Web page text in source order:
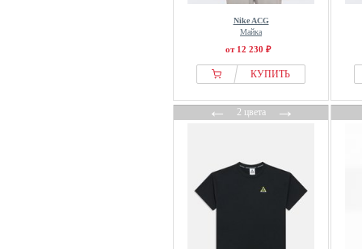
Nike ACG
Майка
от 12 230 ₽
КУПИТЬ
←2 цвета→